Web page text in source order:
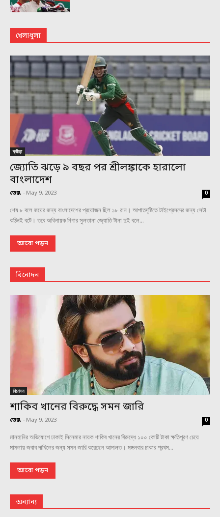
খেলাধুলা
ক্রীড়া
জ্যোতি ঝড়ে ৯ বছর পর শ্রীলঙ্কাকে হারালো
বাংলাদেশ
ডেস্ক - May 9, 2023 0
শেষ ৮ বলে জয়ের জন্য বাংলাদেশের প্রয়োজন ছিল ১৮ রান। আপাতদৃষ্টিতে টাইগ্রেসদের জন্য সেটা
কঠিনই বটে। তবে অধিনায়ক নিগার সুলতানা জ্যোতি টানা দুই বলে...
আরো পড়ুন
বিনোদন
বিনোদন
শাকিব খানের বিরুদ্ধে সমন জারি
ডেস্ক - May 9, 2023 0
মানহানির অভিযোগে ঢাকাই সিনেমার নায়ক শাকিব খানের বিরুদ্ধে ১০০ কোটি টাকা ক্ষতিপূরণ চেয়ে
মামলায় জবাব দাখিলের জন্য সমন জারি করেছেন আদালত। মঙ্গলবার ঢাকার প্রথম...
আরো পড়ুন
অন্যান্য